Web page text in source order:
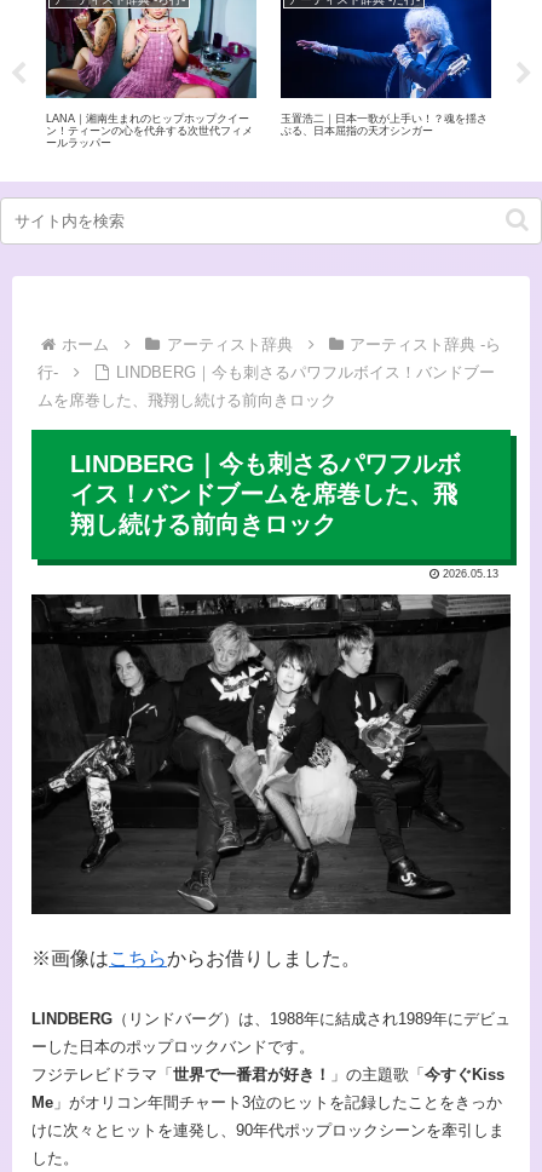
LOVE PSYCHEDELICO｜世界が認めた和
製ロック！日本語×英語が織りなす極上ロ
ックデュオ
back number（バックナンバー）の魅力 –
感動的な歌詞と圧巻のライブで人気の実力
ホーム アーティスト辞典
アーティスト辞典 -ら
行-
LINDBERG｜今も刺さるパワフルボイス！バンドブー
ムを席巻した、飛翔し続ける前向きロック
LINDBERG｜今も刺さるパワフルボ
イス！バンドブームを席巻した、飛
翔し続ける前向きロック
2026.05.13
※画像はこちらからお借りしました。
LINDBERG （リンドバーグ）は、1988年に結成され1989年にデビュ
ーした日本のポップロックバンドです。
フジテレビドラマ「世界で一番君が好き！ 」の主題歌「今すぐKiss
Me 」がオリコン年間チャート3位のヒットを記録したことをきっか
けに次々とヒットを連発し、90年代ポップロックシーンを牽引しま
した。